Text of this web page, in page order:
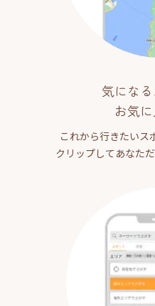
気にな
お気
これから行きたいス
クリップしてあなた